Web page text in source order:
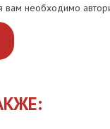
необходимо